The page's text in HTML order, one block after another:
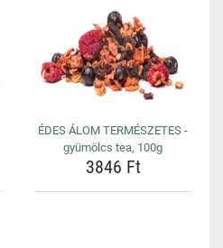
ÉDES ÁLOM TERMÉSZETES -
gyümölcs tea, 100g
3846 Ft